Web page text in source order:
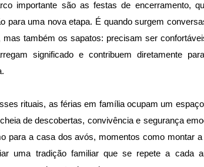
importante são as festas de encerramento,
para uma nova etapa. É quando surgem
mas também os sapatos: precisam ser
significado e contribuem diretamente
rituais, as férias em família ocupam um
de descobertas, convivência e segurança
para a casa dos avós, momentos como montar
uma tradição familiar que se repete a cada